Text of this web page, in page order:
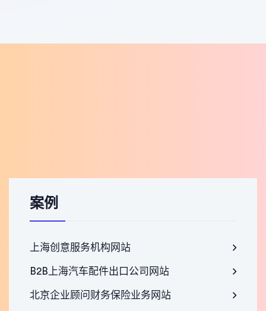
案例
上海创意服务机构网站
B2B上海汽车配件出口公司网站
北京企业顾问财务保险业务网站